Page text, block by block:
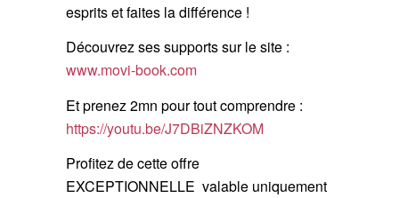
esprits et faites la différence !
Découvrez ses supports sur le site :
www.movi-book.com
Et prenez 2mn pour tout comprendre :
https://youtu.be/J7DBiZNZKOM
Profitez de cette offre
EXCEPTIONNELLE valable uniquement